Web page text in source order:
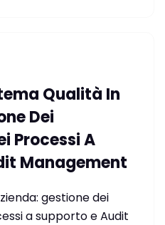
Qualità In
Dei
Processi A
Management
gestione dei
a supporto e Audit